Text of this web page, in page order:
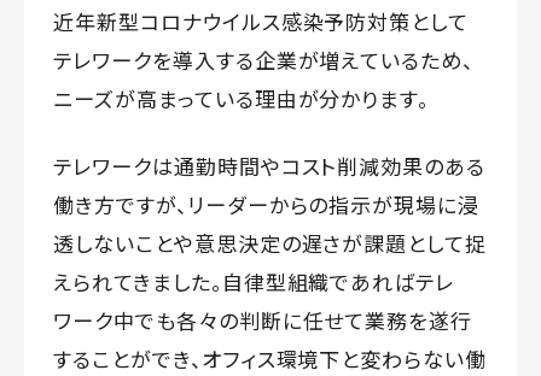
近年新型コロナウイルス感染予防対策として
テレワークを導入する企業が増えているため、
ニーズが高まっている理由が分かります。
テレワークは通勤時間やコスト削減効果のある
働き方ですが、リーダーからの指示が現場に浸
透しないことや意思決定の遅さが課題として捉
えられてきました。自律型組織であればテレ
ワーク中でも各々の判断に任せて業務を遂行
することができ、オフィス環境下と変わらない働